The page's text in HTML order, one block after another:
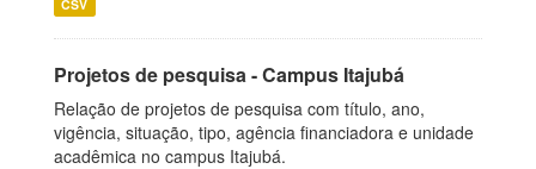
CSV
Projetos de pesquisa - Campus Itajubá
Relação de projetos de pesquisa com título, ano,
vigência, situação, tipo, agência financiadora e unidade
acadêmica no campus Itajubá.